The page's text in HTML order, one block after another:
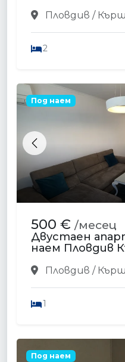
Пловдив /
2
Previous
Под наем
500 € /месец
Двустаен
наем Пловдив
Пловдив /
1
Под наем